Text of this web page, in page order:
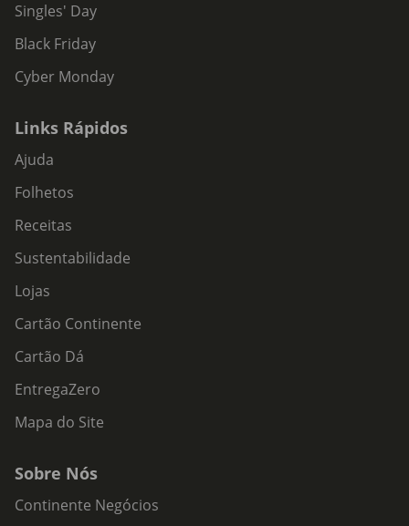
Singles' Day
Black Friday
Cyber Monday
Links Rápidos
Ajuda
Folhetos
Receitas
Sustentabilidade
Lojas
Cartão Continente
Cartão Dá
EntregaZero
Mapa do Site
Sobre Nós
Continente Negócios